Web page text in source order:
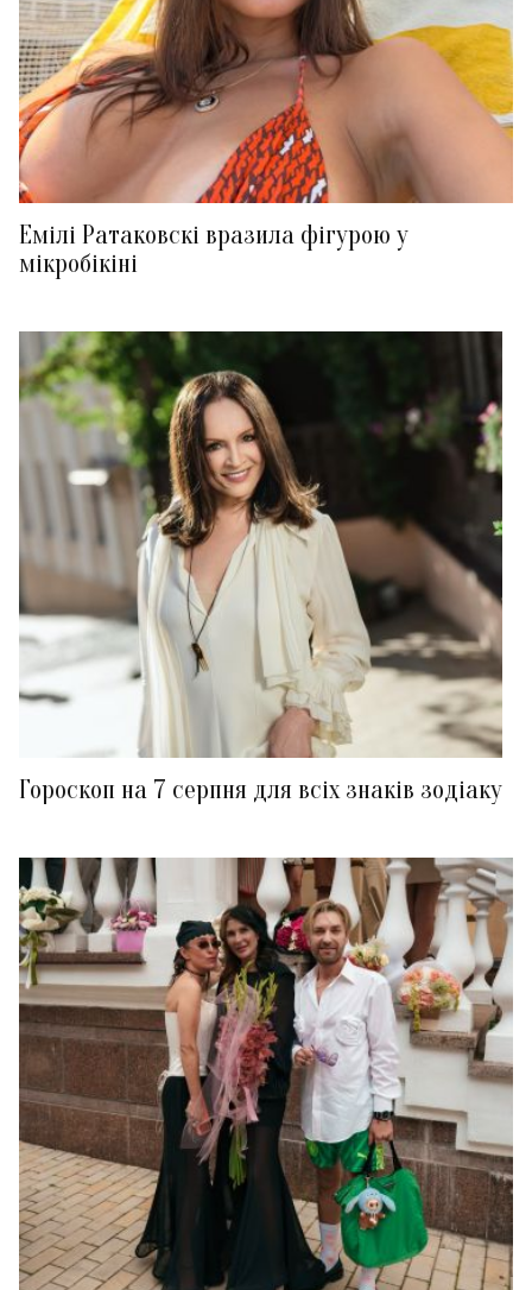
Емілі Ратаковскі вразила фігурою у
мікробікіні
Гороскоп на 7 серпня для всіх знаків зодіаку